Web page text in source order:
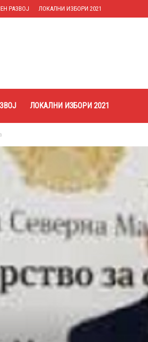
РАЗВОЈ ЛОКАЛНИ ИЗБОРИ 2021
ЛОКАЛНИ ИЗБОРИ 2021